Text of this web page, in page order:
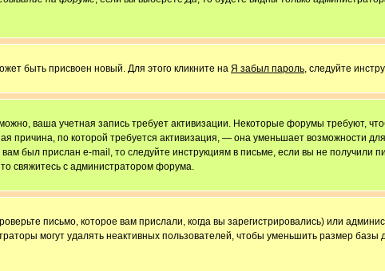
быть присвоен новый. Для этого кликните на Я забыл пароль, следуйте
ваша учетная запись требует активизации. Некоторые форумы требуют,
причина, по которой требуется активизация, — она уменьшает возможности
был прислан e-mail, то следуйте инструкциям в письме, если вы не получили
свяжитесь с администратором форума.
письмо, которое вам прислали, когда вы зарегистрировались) или
могут удалять неактивных пользователей, чтобы уменьшить размер базы